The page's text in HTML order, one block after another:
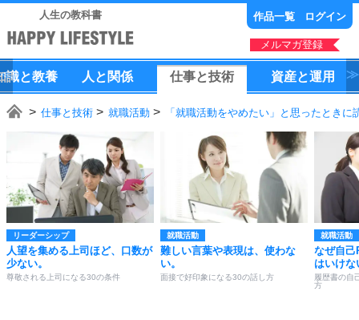
人生の教科書 作品一覧 ログイン
メルマガ登録
識と教養 人 と 関係 仕事と技術 資産と運用
仕事と技術 就職活動 「就職活動をやめたい」と思ったときに
リーダーシップ
人望を集める上司ほど、口数が
少ない。
尊敬される上司になる30の条件
就職活動
難しい言葉や表現は、使わな
い。
面接で好印象になる30の話し方
就職活動
なぜ自己
はいけな
履歴書の自
方